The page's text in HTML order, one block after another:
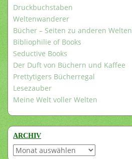
Druckbuchstaben
Weltenwanderer
Bücher – Seiten zu anderen Welten
Bibliophilie of Books
Seductive Books
Der Duft von Büchern und Kaffee
Prettytigers Bücherregal
Lesezauber
Meine Welt voller Welten
ARCHIV
Archiv